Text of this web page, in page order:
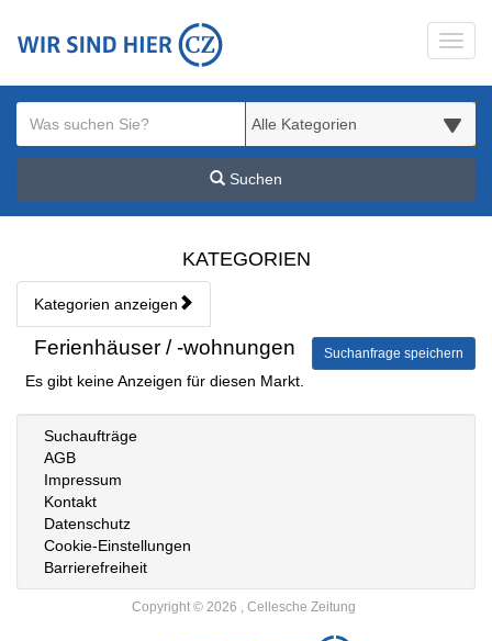
Suchen
Kategorien & Anzeigen
KATEGORIEN
Kategorien anzeigen
Bedienhinweis: Navigieren Sie mit Tab (Shift+Tab zurück).
Rubrik:
Ferienhäuser / -wohnungen Suchanfrage speichern
Es gibt keine Anzeigen für diesen Markt.
Suchaufträge
AGB
Impressum
Kontakt
Datenschutz
Cookie-Einstellungen
Barrierefreiheit
Copyright © 2026 , Cellesche Zeitung